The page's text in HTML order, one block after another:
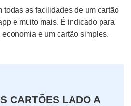
todas as facilidades de um cartão
e muito mais. É indicado para
e um cartão simples.
CARTÕES LADO A